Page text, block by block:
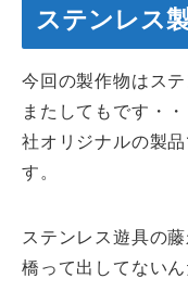
ステンレス
今回の製作物はス
またしてもです・
社オリジナルの製
す。
ステンレス遊具の
橋って出してないん